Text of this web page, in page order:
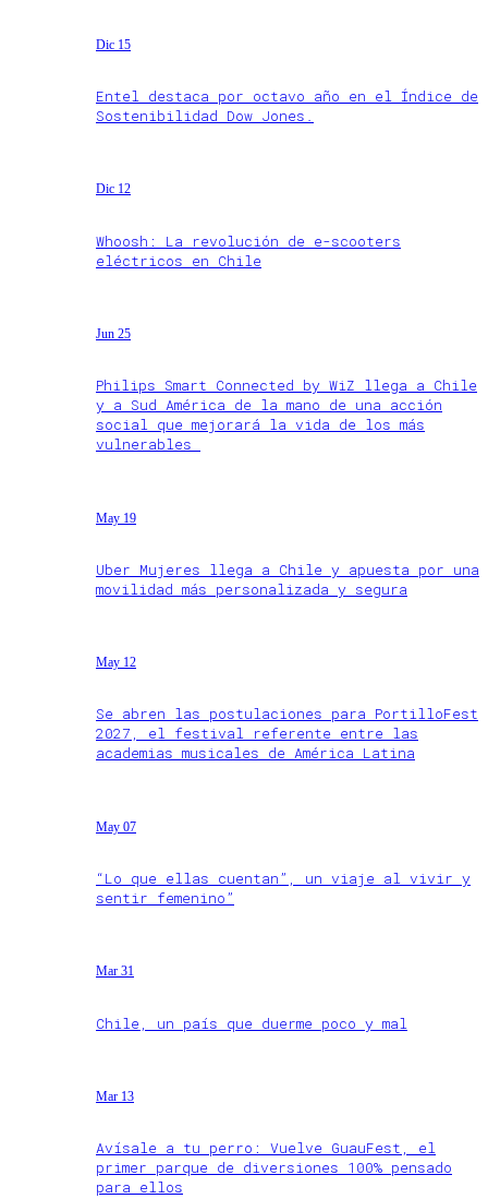
Dic 15
Entel destaca por octavo año en el Índice de
Sostenibilidad Dow Jones.
Dic 12
Whoosh: La revolución de e-scooters
eléctricos en Chile
Jun 25
Philips Smart Connected by WiZ llega a Chile
y a Sud América de la mano de una acción
social que mejorará la vida de los más
vulnerables
May 19
Uber Mujeres llega a Chile y apuesta por una
movilidad más personalizada y segura
May 12
Se abren las postulaciones para PortilloFest
2027, el festival referente entre las
academias musicales de América Latina
May 07
“Lo que ellas cuentan”, un viaje al vivir y
sentir femenino”
Mar 31
Chile, un país que duerme poco y mal
Mar 13
Avísale a tu perro: Vuelve GuauFest, el
primer parque de diversiones 100% pensado
para ellos